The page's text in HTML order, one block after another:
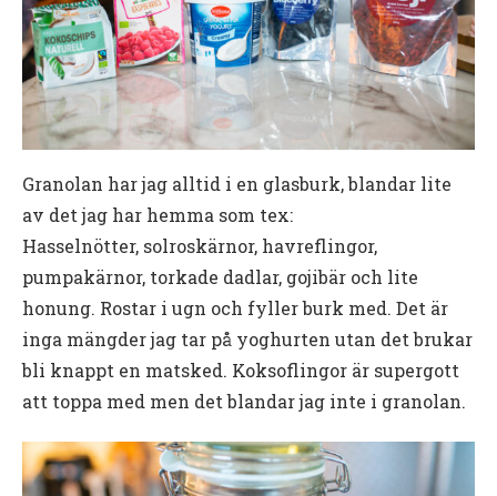
Granolan har jag alltid i en glasburk, blandar lite
av det jag har hemma som tex:
Hasselnötter, solroskärnor, havreflingor,
pumpakärnor, torkade dadlar, gojibär och lite
honung. Rostar i ugn och fyller burk med. Det är
inga mängder jag tar på yoghurten utan det brukar
bli knappt en matsked. Koksoflingor är supergott
att toppa med men det blandar jag inte i granolan.